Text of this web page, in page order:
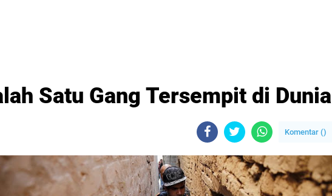
Satu Gang Tersempit di Dunia
Komentar ()